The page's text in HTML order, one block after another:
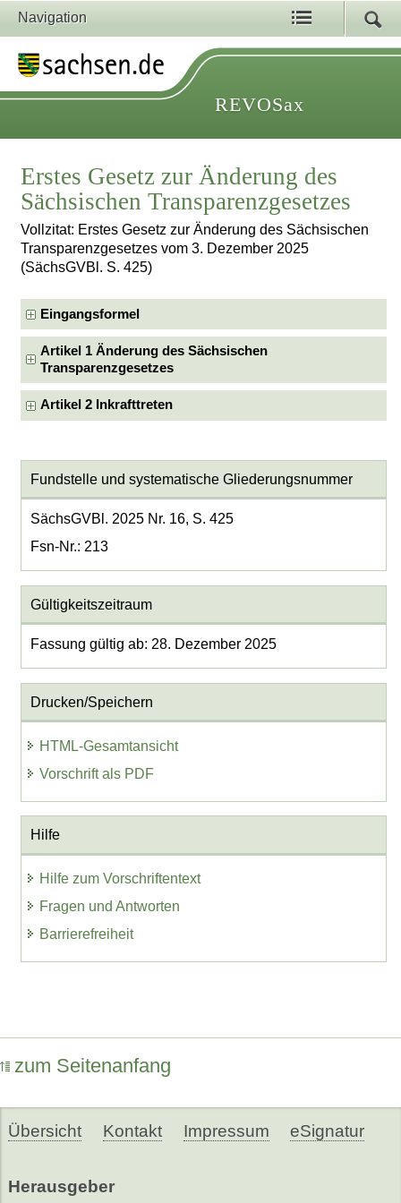
Navigation
REVOSax
Erstes Gesetz zur Änderung des
Sächsischen Transparenzgesetzes
Vollzitat: Erstes Gesetz zur Änderung des Sächsischen
Transparenzgesetzes vom 3. Dezember 2025
(SächsGVBl. S. 425)
Eingangsformel
Artikel 1 Änderung des Sächsischen
Transparenzgesetzes
Artikel 2 Inkrafttreten
Fundstelle und systematische Gliederungsnummer
SächsGVBl. 2025 Nr. 16, S. 425
Fsn-Nr.: 213
Gültigkeitszeitraum
Fassung gültig ab: 28. Dezember 2025
Drucken/Speichern
HTML-Gesamtansicht
Vorschrift als PDF
Hilfe
Hilfe zum Vorschriftentext
Fragen und Antworten
Barrierefreiheit
zum Seitenanfang
Übersicht Kontakt Impressum eSignatur
Herausgeber